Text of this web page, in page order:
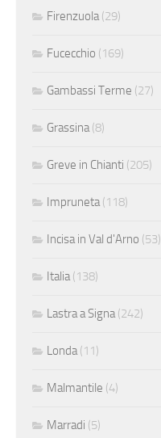
Firenzuola(29)
Fucecchio (169)
Gambassi Terme (27)
Grassina(8)
Greve in Chianti (205)
Impruneta(118)
Incisa in Val d'Arno (53)
Italia(138)
Lastra a Signa(242)
Londa(11)
Malmantile (4)
Marradi (5)